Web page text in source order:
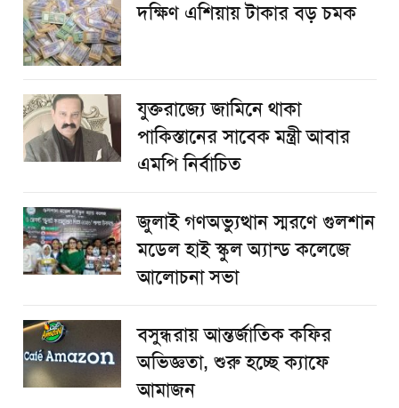
দক্ষিণ এশিয়ায় টাকার বড় চমক
যুক্তরাজ্যে জামিনে থাকা
পাকিস্তানের সাবেক মন্ত্রী আবার
এমপি নির্বাচিত
জুলাই গণঅভ্যুত্থান স্মরণে গুলশান
মডেল হাই স্কুল অ্যান্ড কলেজে
আলোচনা সভা
বসুন্ধরায় আন্তর্জাতিক কফির
অভিজ্ঞতা, শুরু হচ্ছে ক্যাফে
আমাজন